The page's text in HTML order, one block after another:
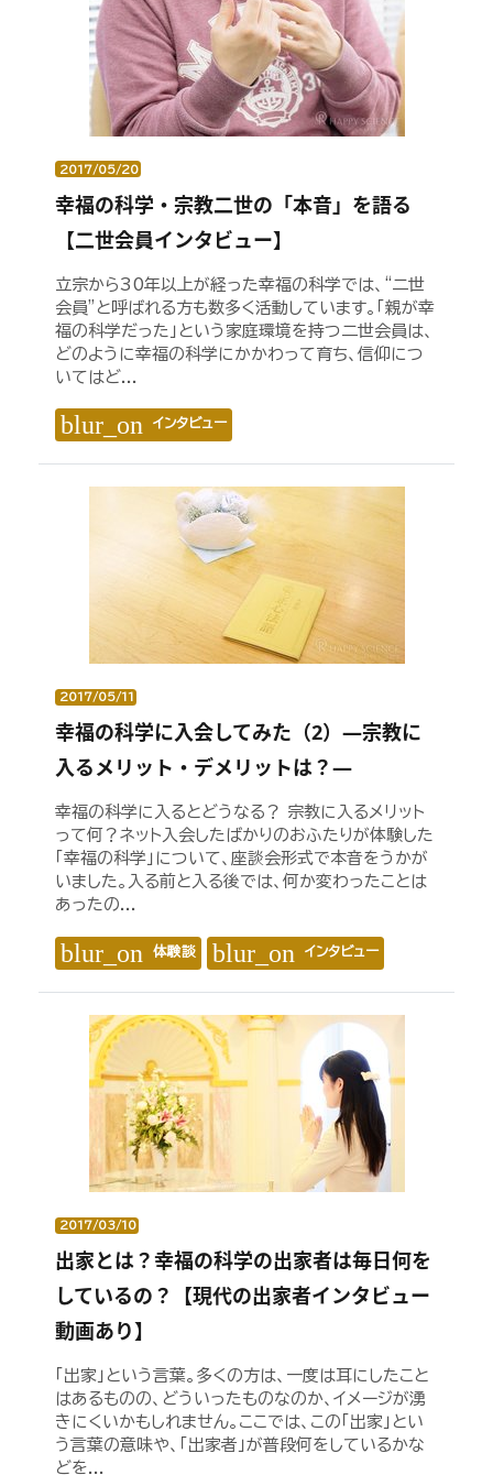
2017/05/20
幸福の科学・宗教二世の「本音」を語る
【二世会員インタビュー】
立宗から30年以上が経った幸福の科学では、“二世
会員”と呼ばれる方も数多く活動しています。「親が幸
福の科学だった」という家庭環境を持つ二世会員は、
どのように幸福の科学にかかわって育ち、信仰につ
いてはど...
blur_on インタビュー
2017/05/11
幸福の科学に入会してみた（2）―宗教に
入るメリット・デメリットは？―
幸福の科学に入るとどうなる？ 宗教に入るメリット
って何？ネット入会したばかりのおふたりが体験した
「幸福の科学」について、座談会形式で本音をうかが
いました。入る前と入る後では、何か変わったことは
あったの...
blur_on 体験談 blur_on インタビュー
2017/03/10
出家とは？幸福の科学の出家者は毎日何を
しているの？【現代の出家者インタビュー
動画あり】
「出家」という言葉。多くの方は、一度は耳にしたこと
はあるものの、どういったものなのか、イメージが湧
きにくいかもしれません。ここでは、この「出家」とい
う言葉の意味や、「出家者」が普段何をしているかな
どを...